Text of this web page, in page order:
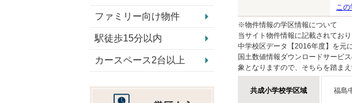
こ
※物件情報の学区情報について
当サイト物件情報に記載されてお
中学校区データ【2016年度】を元
国土数値情報ダウンロードサービ
象となりますので、そちらを踏ま
共成小学校学区域 福島
ファミリー向け物件
駅徒歩15分以内
カースペース2台以上